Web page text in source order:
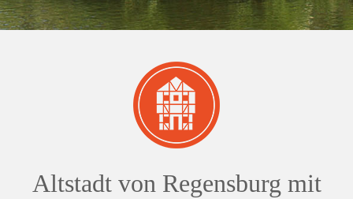
Altstadt von Regensburg mit